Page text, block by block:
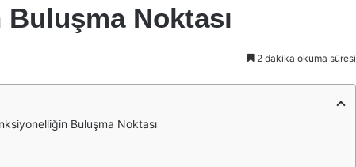
Noktası
2 dakika okuma süresi
Buluşma Noktası